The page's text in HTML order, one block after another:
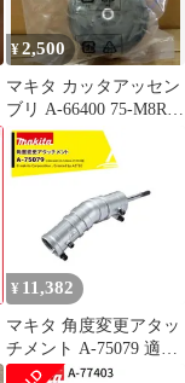
¥2,500
マキタ カッタアッセン
ブリ A-66400 75-M8Rセ
ット品 MUR100D
¥ 11,382
マキタ 角度変更アタッ
チメント A-75079 適合
機種MUA002GZ /